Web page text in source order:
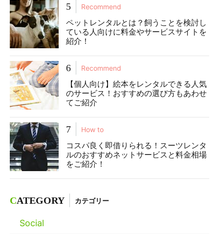
5 Recommend
ペットレンタルとは？飼うことを検討し
ている人向けに料金やサービスサイトを
紹介！
6 Recommend
【個人向け】絵本をレンタルできる人気
のサービス！おすすめの選び方もあわせ
てご紹介
7 How to
コスパ良く即借りられる！スーツレンタ
ルのおすすめネットサービスと料金相場
をご紹介！
CATEGORY カテゴリー
Social